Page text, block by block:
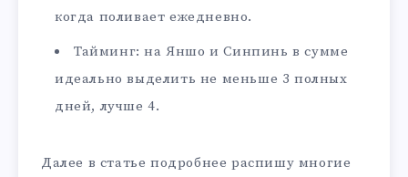
когда поливает ежедневно.
Тайминг: на Яншо и Синпинь в сумме
идеально выделить не меньше 3 полных
дней, лучше 4.
Далее в статье подробнее распишу многие